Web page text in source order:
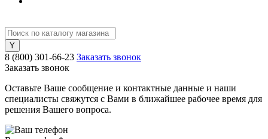
8 (800) 301-66-23 Заказать звонок
Заказать звонок
Оставьте Ваше сообщение и контактные данные и наши
специалисты свяжутся с Вами в ближайшее рабочее время для
решения Вашего вопроса.